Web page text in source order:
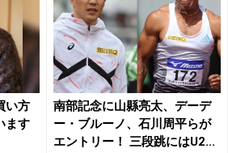
い方
ます
南部記念に山縣亮太、デーデ
ー・ブルーノ、石川周平らが
エントリー！ 三段跳にはU2...